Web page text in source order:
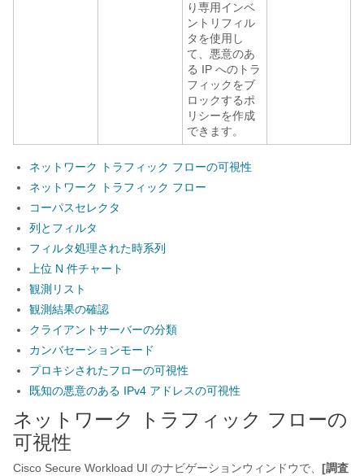
り専用インベ
ントリフィル
タを使用し
て、悪意のあ
る IP へのトラ
フィックをブ
ロックするポ
リシーを作成
できます。
ネットワーク トラフィック フローの可視性
ネットワーク トラフィック フロー
コーパスセレクタ
列とフィルタ
フィルタ処理された時系列
上位 N 件チャート
観測リスト
観測結果の確認
クライアントサーバーの分類
カンバセーションモード
プロキシされたフローの可視性
既知の悪意のある IPv4 アドレスの可視性
ネットワーク トラフィック フローの
可視性
Cisco Secure Workload UI のナビゲーションウィンドウで、 [調査